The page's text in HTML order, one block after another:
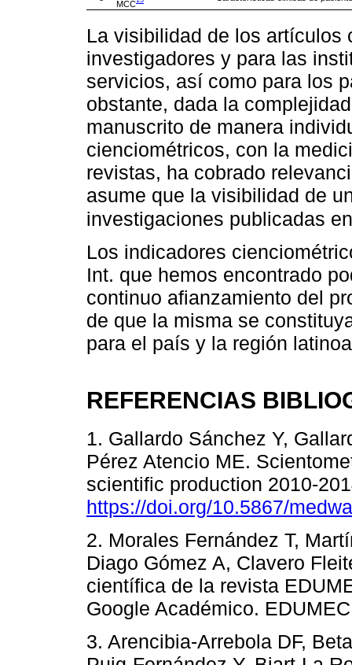
MCC
La visibilidad de los artículos
investigadores y para las
servicios, así como para los
obstante, dada la
manuscrito de manera
cienciométricos, con la
revistas, ha cobrado
asume que la visibilidad de
investigaciones publicadas
Los indicadores
Int. que hemos encontrado
continuo afianzamiento del
de que la misma se
para el país y la región
REFERENCIAS
1. Gallardo Sánchez Y,
Pérez Atencio ME.
scientific production 2010-
https://doi.org/10.5867/
2. Morales Fernández T,
Diago Gómez A, Clavero
científica de la revista
Google Académico.
3. Arencibia-Arrebola DF,